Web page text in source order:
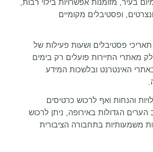
בעיר, מזומנות אפשרויות בילוי רבות,
ופסטיבלים מקומיים
פסטיבלים ושעות פעילות של
מאתרי התיירות פועלים רק בימים
האינטרנט ובלשכות המידע
והנחות ואף לרכוש כרטיסים
הגדולות באירופה, ניתן לרכוש
משמעותיות בתחבורה הציבורית